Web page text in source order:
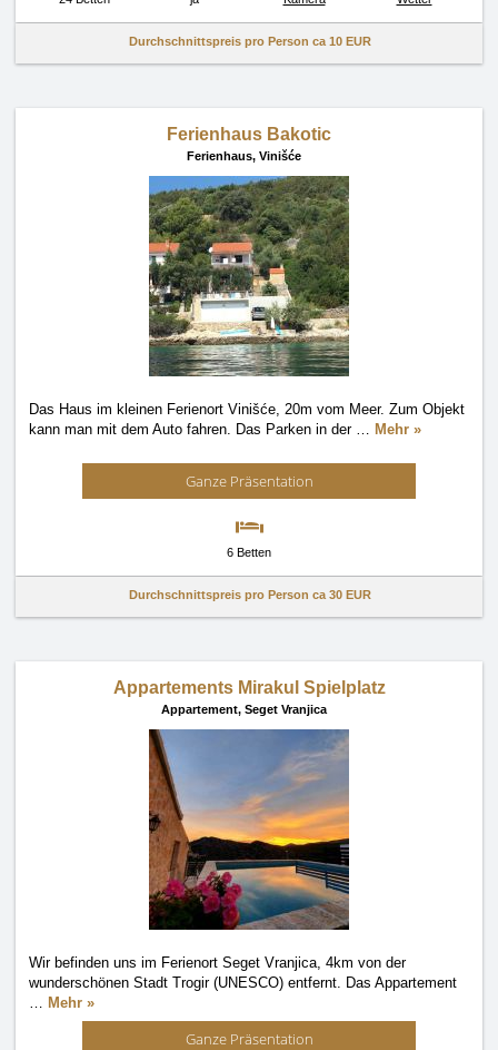
Durchschnittspreis pro Person ca 10 EUR
Ferienhaus Bakotic
Ferienhaus, Vinišće
Das Haus im kleinen Ferienort Vinišće, 20m vom Meer. Zum Objekt
kann man mit dem Auto fahren. Das Parken in der … Mehr »
Ganze Präsentation
6 Betten
Durchschnittspreis pro Person ca 30 EUR
Appartements Mirakul Spielplatz
Appartement, Seget Vranjica
Wir befinden uns im Ferienort Seget Vranjica, 4km von der
wunderschönen Stadt Trogir (UNESCO) entfernt. Das Appartement
… Mehr »
Ganze Präsentation